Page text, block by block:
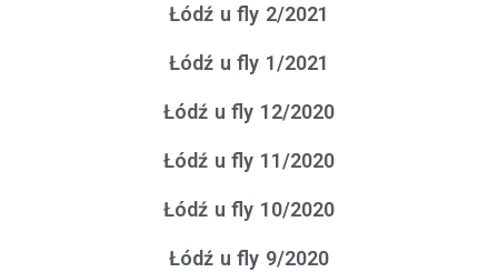
Łódź u fly 2/2021
Łódź u fly 1/2021
Łódź u fly 12/2020
Łódź u fly 11/2020
Łódź u fly 10/2020
Łódź u fly 9/2020